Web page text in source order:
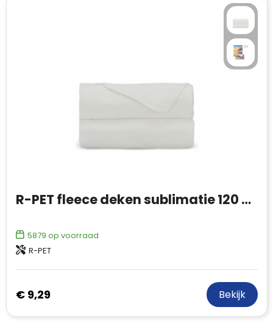
R-PET fleece deken sublimatie 120 x 150 cm 250 g/m²
5879 op voorraad
R-PET
€ 9,29 Bekijk